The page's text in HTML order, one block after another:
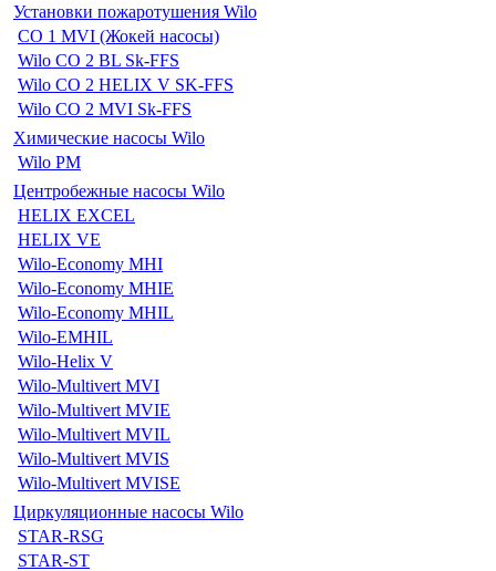
Установки пожаротушения Wilo
CO 1 MVI (Жокей насосы)
Wilo CO 2 BL Sk-FFS
Wilo CO 2 HELIX V SK-FFS
Wilo CO 2 MVI Sk-FFS
Химические насосы Wilo
Wilo PM
Центробежные насосы Wilo
HELIX EXCEL
HELIX VE
Wilo-Economy MHI
Wilo-Economy MHIE
Wilo-Economy MHIL
Wilo-EMHIL
Wilo-Helix V
Wilo-Multivert MVI
Wilo-Multivert MVIE
Wilo-Multivert MVIL
Wilo-Multivert MVIS
Wilo-Multivert MVISE
Циркуляционные насосы Wilo
STAR-RSG
STAR-ST